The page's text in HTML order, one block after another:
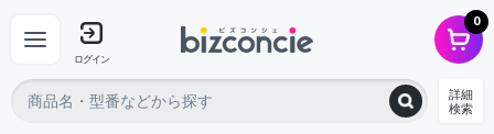
ログイン
0
詳細
検索